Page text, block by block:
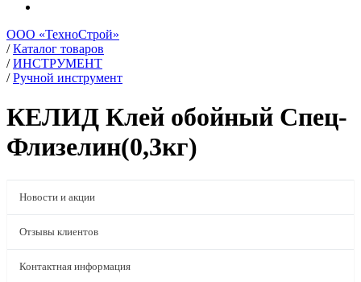
ООО «ТехноСтрой»
/ Каталог товаров
/ ИНСТРУМЕНТ
/ Ручной инструмент
КЕЛИД Клей обойный Спец-
Флизелин(0,3кг)
Новости и акции
Отзывы клиентов
Контактная информация